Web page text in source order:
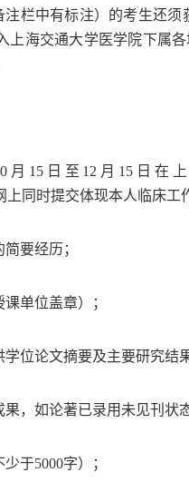
注栏中有标注）的考生还须
上海交通大学医学院下属
月 15日至 12 月 15 日在
上同时提交体现本人临床工
要经历；
单位盖章）；
位论文摘要及主要研究结果
，如论著已录用未见刊状
少于5000字）；